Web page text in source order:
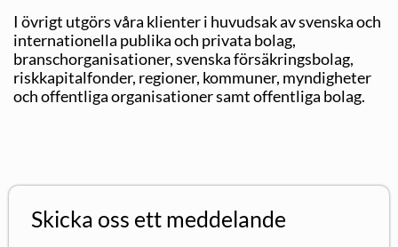
I övrigt utgörs våra klienter i huvudsak av svenska och
internationella publika och privata bolag,
branschorganisationer, svenska försäkringsbolag,
riskkapitalfonder, regioner, kommuner, myndigheter
och offentliga organisationer samt offentliga bolag.
Skicka oss ett meddelande